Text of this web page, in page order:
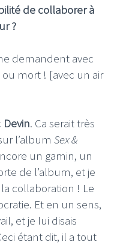
de collaborer à
?
demandent avec
ou mort ! [avec un air
Devin. Ca serait très
l’album Sex &
un gamin, un
de l’album, et je
collaboration ! Le
Et en un sens,
et je lui disais
étant dit, il a tout